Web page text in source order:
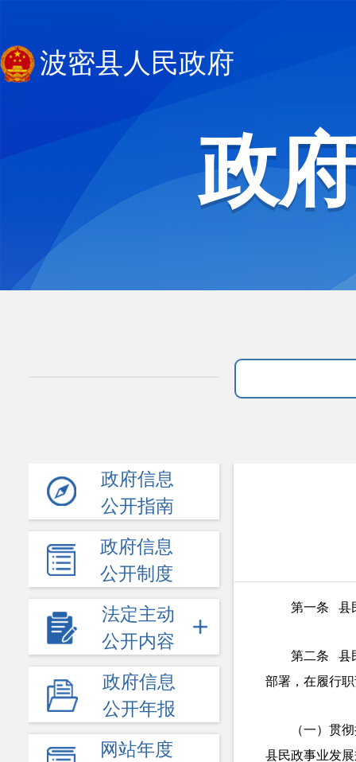
波密县人民政府
政
政府信息
公开指南
政府信息
公开制度
法定主动
公开内容
政府信息
公开年报
网站年度
第一条 县
第二条 县
部署，在履行
（一）贯
县民政事业发